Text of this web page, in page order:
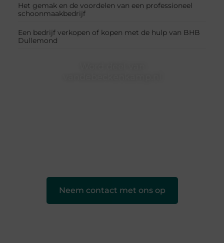
Het gemak en de voordelen van een professioneel
schoonmaakbedrijf
Een bedrijf verkopen of kopen met de hulp van BHB
Dullemond
Neem contact met ons op